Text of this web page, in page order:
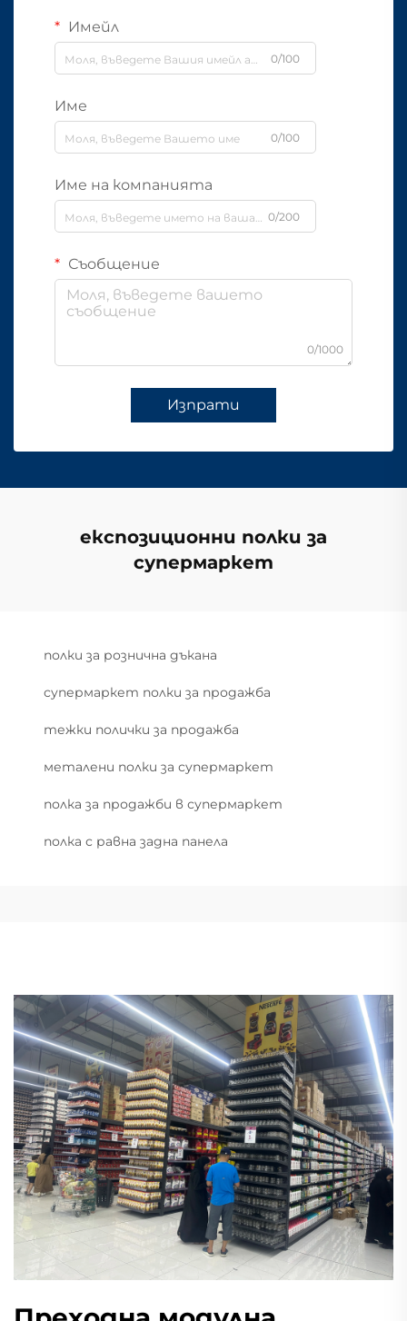
Имейл
0/100
Име
0/100
Име на компанията
0/200
Съобщение
0/1000
Изпрати
експозиционни полки за
супермаркет
полки за рознична дъкана
супермаркет полки за продажба
тежки полички за продажба
металени полки за супермаркет
полка за продажби в супермаркет
полка с равна задна панела